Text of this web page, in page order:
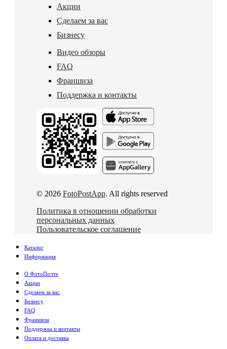
Акции
Сделаем за вас
Бизнесу
Видео обзоры
FAQ
Франшиза
Поддержка и контакты
© 2026 FotoPostApp. All rights reserved
Политика в отношении обработки
персональных данных
Пользовательское соглашение
Каталог
Информация
О ФотоПочте
Акции
Сделаем за вас
Бизнесу
FAQ
Франшиза
Поддержка и контакты
Оплата и доставка